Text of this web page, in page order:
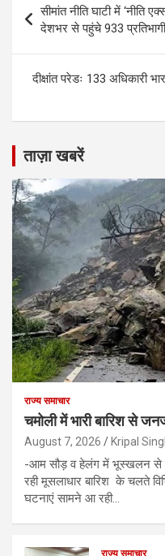
navigation
सीमांत नीति घाटी में ‘नीति
देशभर से पहुंचे 933 प्रतिभागी
दीक्षांत परेडः 133 अधिकारी
ताज़ा खबरें
राज्य समाचार
चमोली में भारी बारिश से
August 7, 2026 Kripal
-आम सौड़ व हेलंग में भूस्खलन से
रही मूसलाधार बारिश के चलते
घटनाएं सामने आ रही…
राज्य समाचार